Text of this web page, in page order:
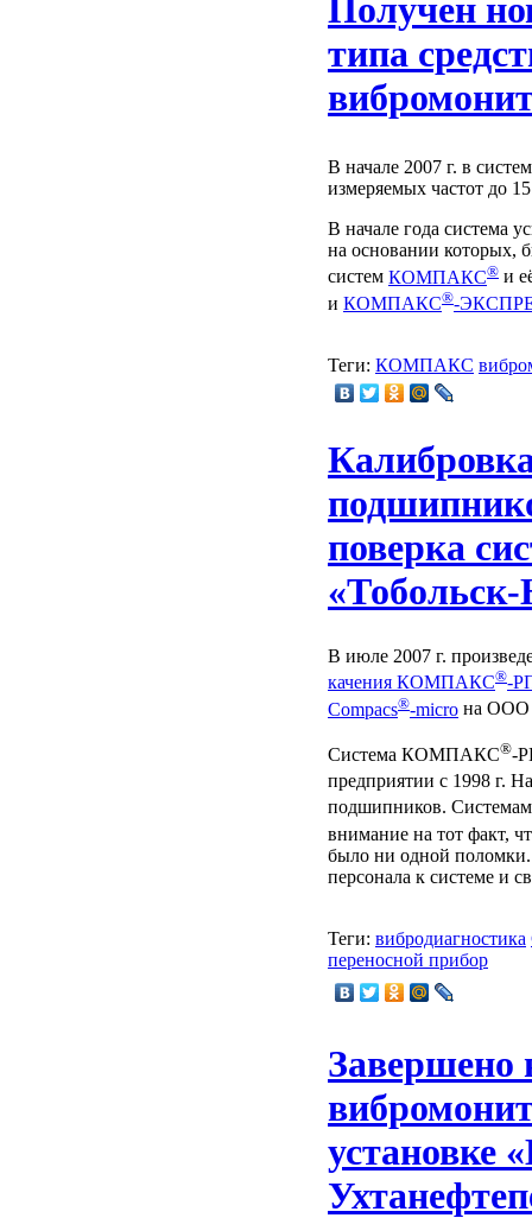
Получен
типа
В начале 2007 г. в
измеряемых частот до
В начале года система
на основании которых,
систем КОМПАКС® и
и КОМПАКС®-
Теги: КОМПАКС
поверка
В июле 2007 г.
качения КОМПАКС®-
Compacs®-micro на ООО
Система КОМПАКС®-
предприятии с 1998 г.
подшипников.
внимание на тот факт,
было ни одной поломки.
персонала к системе и
Теги: вибродиагностика
переносной прибор
Завершено